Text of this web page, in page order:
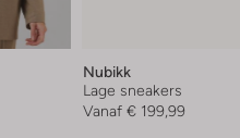
Nubikk
Lage sneakers
Vanaf € 199,99